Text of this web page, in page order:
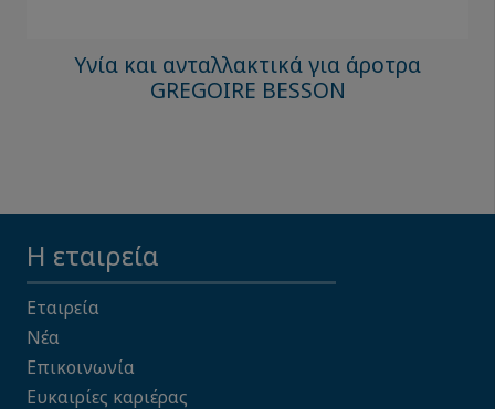
Υνία και ανταλλακτικά για άροτρα
GREGOIRE BESSON
Η εταιρεία
Εταιρεία
Νέα
Επικοινωνία
Ευκαιρίες καριέρας